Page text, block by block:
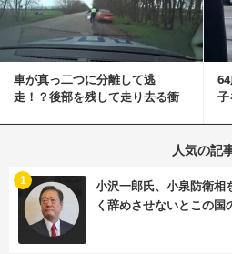
車が真っ二つに分離して逃
走！？後部を残して走り去る衝
人気の記
小沢一郎氏、小泉防衛相
く辞めさせないとこの国
1